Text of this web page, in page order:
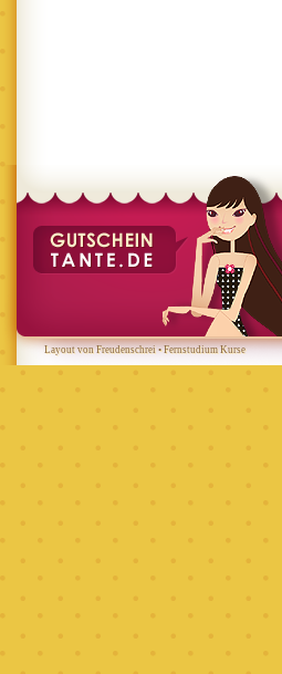
Layout von Freudenschrei•Fernstudium Kurse